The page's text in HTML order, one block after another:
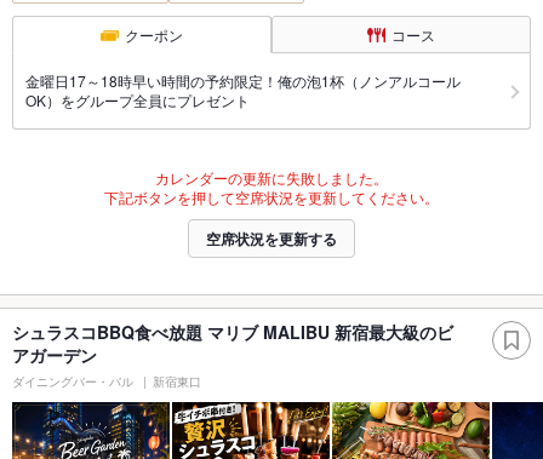
クーポン コース
金曜日17～18時早い時間の予約限定！俺の泡1杯（ノンアルコール
OK）をグループ全員にプレゼント
カレンダーの更新に失敗しました。
下記ボタンを押して空席状況を更新してください。
空席状況を更新する
シュラスコBBQ食べ放題 マリブ MALIBU 新宿最大級のビ
アガーデン
ダイニングバー・バル 新宿東口